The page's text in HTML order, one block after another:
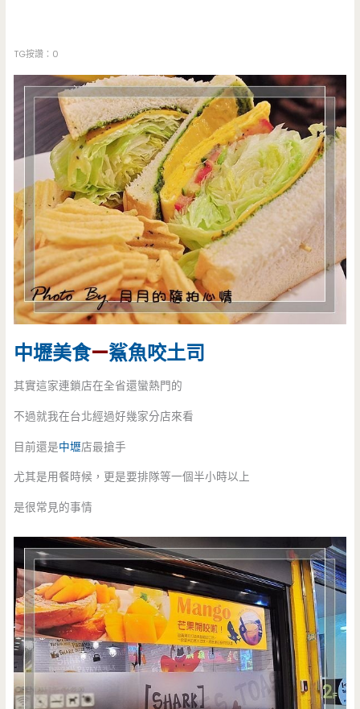
TG按讚：0
中壢美食—鯊魚咬土司
其實這家連鎖店在全省還蠻熱門的
不過就我在台北經過好幾家分店來看
目前還是中壢店最搶手
尤其是用餐時候，更是要排隊等一個半小時以上
是很常見的事情